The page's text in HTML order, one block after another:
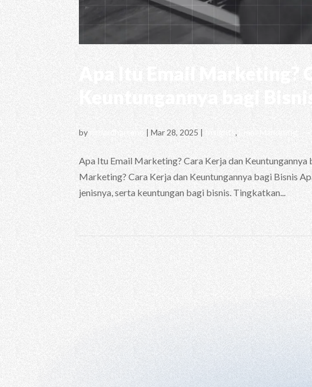
by |Mar 28, 2025 | Insights,
Apa Itu Email Marketing? Cara Kerja dan
Marketing? Cara Kerja dan Keuntungannya bagi Bisnis
jenisnya, serta keuntungan bagi bisnis. Tingkatkan...